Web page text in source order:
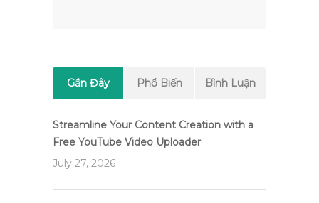
Gần Đây Phổ Biến Bình Luận
Streamline Your Content Creation with a
Free YouTube Video Uploader
July 27, 2026